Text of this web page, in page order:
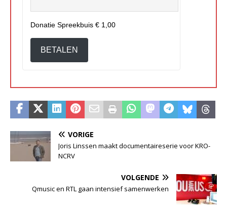
Donatie Spreekbuis € 1,00
BETALEN
VORIGE
Joris Linssen maakt documentaireserie voor KRO-
NCRV
VOLGENDE
Qmusic en RTL gaan intensief samenwerken